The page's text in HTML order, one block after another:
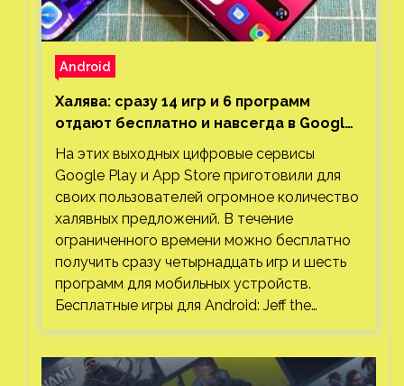
Android
Халява: сразу 14 игр и 6 программ
отдают бесплатно и навсегда в Google
Play и App Store. Есть проект с 1 млн
загрузок
На этих выходных цифровые сервисы
Google Play и App Store приготовили для
своих пользователей огромное количество
халявных предложений. В течение
ограниченного времени можно бесплатно
получить сразу четырнадцать игр и шесть
программ для мобильных устройств.
Бесплатные игры для Android: Jeff the…